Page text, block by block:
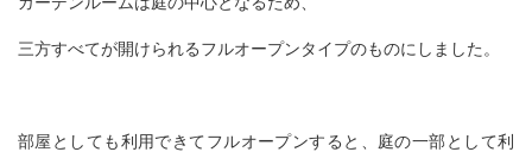
三方すべてが開けられるフルオープンタイプのものにしました。
部屋としても利用できてフルオープンすると、庭の一部として利